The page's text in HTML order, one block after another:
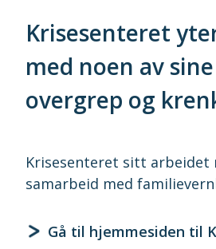
Krisesenteret
med noen av
overgrep og
Krisesenteret sitt
samarbeid med
Gå til hjemmesiden til